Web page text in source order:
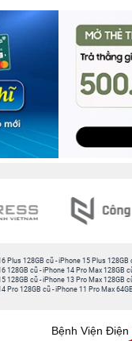
Plus 128GB cũ -iPhone 15 Plus 128GB
128GB cũ-iPhone 14 Pro Max 128GB
128GB cũ-iPhone 13 Pro Max 128GB
Pro 128GB cũ-iPhone 11 Pro Max
Bệnh Viện